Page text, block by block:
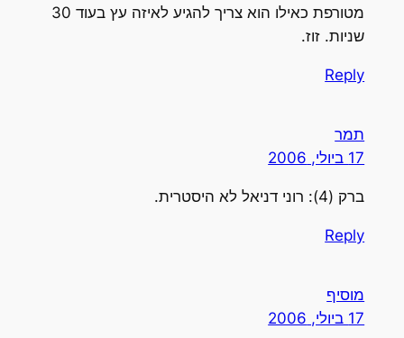
מטורפת כאילו הוא צריך להגיע לאיזה עץ בעוד 30
שניות. זוז.
Reply
תמר
17 ביולי, 2006
ברק (4): רוני דניאל לא היסטרית.
Reply
מוסיף
17 ביולי, 2006